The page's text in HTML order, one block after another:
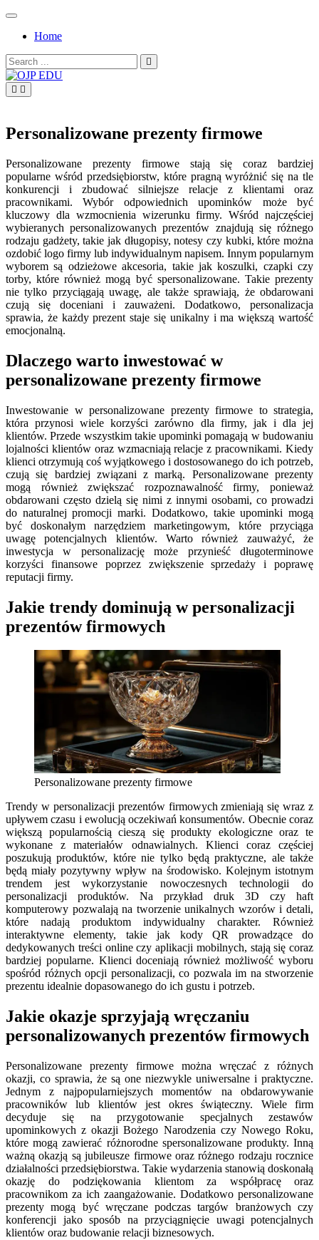
Skip
contentHome
Search
for:
Personalizowane prezenty firmowe
Personalizowane prezenty firmowe stają się coraz bardziej
popularne wśród przedsiębiorstw, które pragną wyróżnić się na tle
konkurencji i zbudować silniejsze relacje z klientami oraz
pracownikami. Wybór odpowiednich upominków może być
kluczowy dla wzmocnienia wizerunku firmy. Wśród najczęściej
wybieranych personalizowanych prezentów znajdują się różnego
rodzaju gadżety, takie jak długopisy, notesy czy kubki, które można
ozdobić logo firmy lub indywidualnym napisem. Innym popularnym
wyborem są odzieżowe akcesoria, takie jak koszulki, czapki czy
torby, które również mogą być spersonalizowane. Takie prezenty
nie tylko przyciągają uwagę, ale także sprawiają, że obdarowani
czują się doceniani i zauważeni. Dodatkowo, personalizacja
sprawia, że każdy prezent staje się unikalny i ma większą wartość
emocjonalną.
Dlaczego warto inwestować w
personalizowane prezenty firmowe
Inwestowanie w personalizowane prezenty firmowe to strategia,
która przynosi wiele korzyści zarówno dla firmy, jak i dla jej
klientów. Przede wszystkim takie upominki pomagają w budowaniu
lojalności klientów oraz wzmacniają relacje z pracownikami. Kiedy
klienci otrzymują coś wyjątkowego i dostosowanego do ich potrzeb,
czują się bardziej związani z marką. Personalizowane prezenty
mogą również zwiększać rozpoznawalność firmy, ponieważ
obdarowani często dzielą się nimi z innymi osobami, co prowadzi
do naturalnej promocji marki. Dodatkowo, takie upominki mogą
być doskonałym narzędziem marketingowym, które przyciąga
uwagę potencjalnych klientów. Warto również zauważyć, że
inwestycja w personalizację może przynieść długoterminowe
korzyści finansowe poprzez zwiększenie sprzedaży i poprawę
reputacji firmy.
Jakie trendy dominują w personalizacji
prezentów firmowych
Personalizowane prezenty firmowe
Trendy w personalizacji prezentów firmowych zmieniają się wraz z
upływem czasu i ewolucją oczekiwań konsumentów. Obecnie coraz
większą popularnością cieszą się produkty ekologiczne oraz te
wykonane z materiałów odnawialnych. Klienci coraz częściej
poszukują produktów, które nie tylko będą praktyczne, ale także
będą miały pozytywny wpływ na środowisko. Kolejnym istotnym
trendem jest wykorzystanie nowoczesnych technologii do
personalizacji produktów. Na przykład druk 3D czy haft
komputerowy pozwalają na tworzenie unikalnych wzorów i detali,
które nadają produktom indywidualny charakter. Również
interaktywne elementy, takie jak kody QR prowadzące do
dedykowanych treści online czy aplikacji mobilnych, stają się coraz
bardziej popularne. Klienci doceniają również możliwość wyboru
spośród różnych opcji personalizacji, co pozwala im na stworzenie
prezentu idealnie dopasowanego do ich gustu i potrzeb.
Jakie okazje sprzyjają wręczaniu
personalizowanych prezentów firmowych
Personalizowane prezenty firmowe można wręczać z różnych
okazji, co sprawia, że są one niezwykle uniwersalne i praktyczne.
Jednym z najpopularniejszych momentów na obdarowywanie
pracowników lub klientów jest okres świąteczny. Wiele firm
decyduje się na przygotowanie specjalnych zestawów
upominkowych z okazji Bożego Narodzenia czy Nowego Roku,
które mogą zawierać różnorodne spersonalizowane produkty. Inną
ważną okazją są jubileusze firmowe oraz różnego rodzaju rocznice
działalności przedsiębiorstwa. Takie wydarzenia stanowią doskonałą
okazję do podziękowania klientom za współpracę oraz
pracownikom za ich zaangażowanie. Dodatkowo personalizowane
prezenty mogą być wręczane podczas targów branżowych czy
konferencji jako sposób na przyciągnięcie uwagi potencjalnych
klientów oraz budowanie relacji biznesowych.